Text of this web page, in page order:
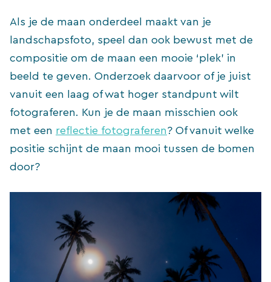
Als je de maan onderdeel maakt van je
landschapsfoto, speel dan ook bewust met de
compositie om de maan een mooie ‘plek’ in
beeld te geven. Onderzoek daarvoor of je juist
vanuit een laag of wat hoger standpunt wilt
fotograferen. Kun je de maan misschien ook
met een reflectie fotograferen? Of vanuit welke
positie schijnt de maan mooi tussen de bomen
door?